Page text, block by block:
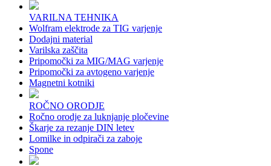
VARILNA TEHNIKA
Wolfram elektrode za TIG varjenje
Dodajni material
Varilska zaščita
Pripomočki za MIG/MAG varjenje
Pripomočki za avtogeno varjenje
Magnetni kotniki
ROČNO ORODJE
Ročno orodje za luknjanje pločevine
Škarje za rezanje DIN letev
Lomilke in odpirači za zaboje
Spone